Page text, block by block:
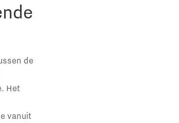
de
Het
vanuit